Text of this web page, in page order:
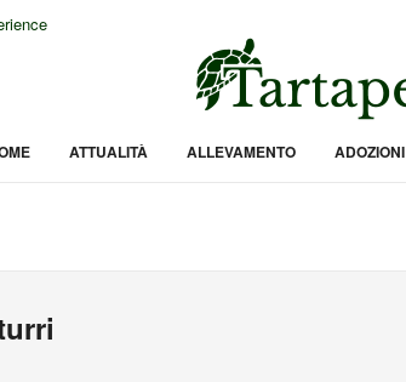
ATTUALITÀ ALLEVAMENTO ADOZIONI